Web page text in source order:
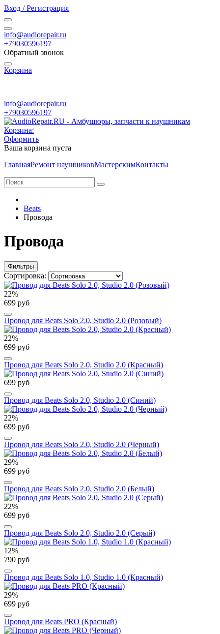
Вход / Регистрация
info@audiorepair.ru
+79030596197
Обратный звонок
Корзина
info@audiorepair.ru
+79030596197
Корзина:
Оформить
Ваша корзина пуста
ГлавнаяРемонт наушниковМастерскимКонтакты
Beats
Провода
Провода
Фильтры
Сортировка:
22%
699 руб
Провод для Beats Solo 2.0, Studio 2.0 (Розовый)
22%
699 руб
Провод для Beats Solo 2.0, Studio 2.0 (Красный)
699 руб
Провод для Beats Solo 2.0, Studio 2.0 (Синий)
22%
699 руб
Провод для Beats Solo 2.0, Studio 2.0 (Черный)
29%
699 руб
Провод для Beats Solo 2.0, Studio 2.0 (Белый)
22%
699 руб
Провод для Beats Solo 2.0, Studio 2.0 (Серый)
12%
790 руб
Провод для Beats Solo 1.0, Studio 1.0 (Красный)
29%
699 руб
Провод для Beats PRO (Красный)